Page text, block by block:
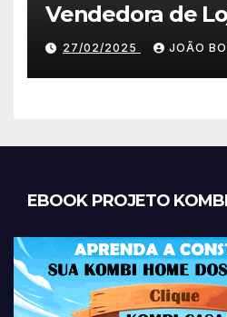
Vendedora de
27/02/2025 JOÃO
EBOOK PROJETO